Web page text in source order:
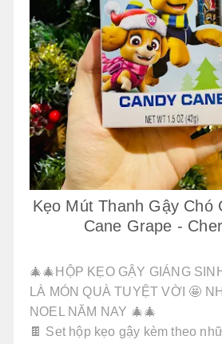
Kẹo Mút Thanh Gậy Chó
Cane Grape -
🎄🎄HỘP KẸO GẬY GIÁNG
LÀ MÓN QUÀ TUYỆT VỜI 🤩
NOEL NĂM NAY 🎄🎄
🍫 Set hộp kẹo gậy kèm theo